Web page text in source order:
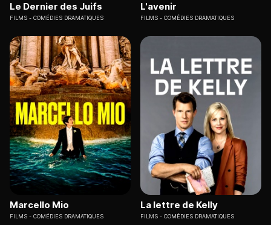
Le Dernier des Juifs
FILMS COMÉDIES DRAMATIQUES
L'avenir
FILMS COMÉDIES DRAMATIQUES
Marcello Mio
FILMS COMÉDIES DRAMATIQUES
La lettre de Kelly
FILMS COMÉDIES DRAMATIQUES